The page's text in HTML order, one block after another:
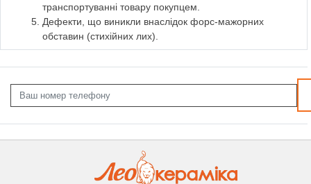
транспортуванні товару покупцем.
Дефекти, що виникли внаслідок форс-мажорних
обставин (стихійних лих).